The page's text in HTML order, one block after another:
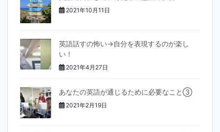
2021年10月11日
英語話すの怖い→自分を表現するのが楽し
い！
2021年4月27日
あなたの英語が通じるために必要なこと③
2021年2月19日